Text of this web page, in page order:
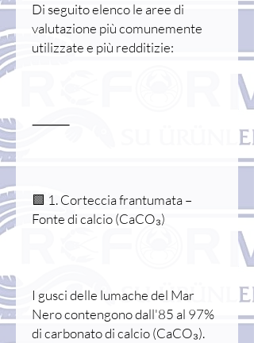
Di seguito elenco le aree di
valutazione più comunemente
utilizzate e più redditizie:
⸻
🟩 1. Corteccia frantumata –
Fonte di calcio (CaCO₃)
I gusci delle lumache del Mar
Nero contengono dall'85 al 97%
di carbonato di calcio (CaCO₃).